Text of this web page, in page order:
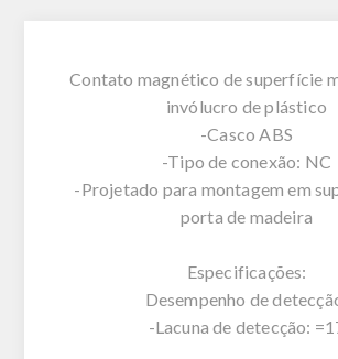
Contato magnético de superfície
invólucro de plástico
-Casco ABS
-Tipo de conexão: NC
-Projetado para montagem em
porta de madeira
Especificações:
Desempenho de
-Lacuna de detecção: